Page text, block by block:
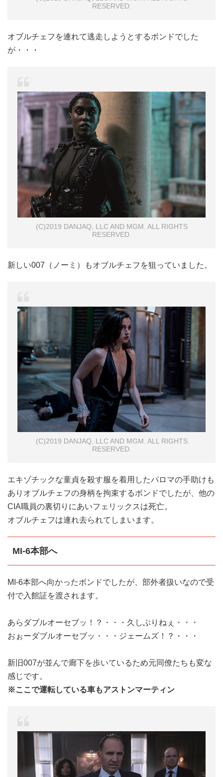
RESERVED.
オブルチェフを連れて逃走しようとするボンドでした
が・・・
(C)2019 DANJAQ, LLC AND MGM. ALL RIGHTS
RESERVED.
新しい007（ノーミ）もオブルチェフを狙っていました。
(C)2019 DANJAQ, LLC AND MGM. ALL RIGHTS
RESERVED.
エキゾチックな童貞を殺す服を着用したパロマの手助けも
ありオブルチェフの身柄を拘束するボンドでしたが、他の
CIA職員の裏切りにあいフェリックスは死亡。
オブルチェフは連れ去られてしまいます。
MI-6本部へ
MI-6本部へ向かったボンドでしたが、部外者扱いなので受
付で入館証を渡されます。
あらダブルオーセブッ！？・・・久しぶりねぇ・・・
おぉーダブルオーセブッ・・・ジェームズ！？・・・
新旧007が並んで廊下を歩いているため元同僚たちも変な
感じです。
※ここで運転している車もアストンマーティン